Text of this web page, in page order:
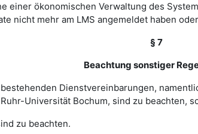
einer ökonomischen Verwaltung des
nicht mehr am LMS angemeldet haben
§ 7
Beachtung sonstiger
Dienstvereinbarungen,
Universität Bochum, sind zu
zu beachten.